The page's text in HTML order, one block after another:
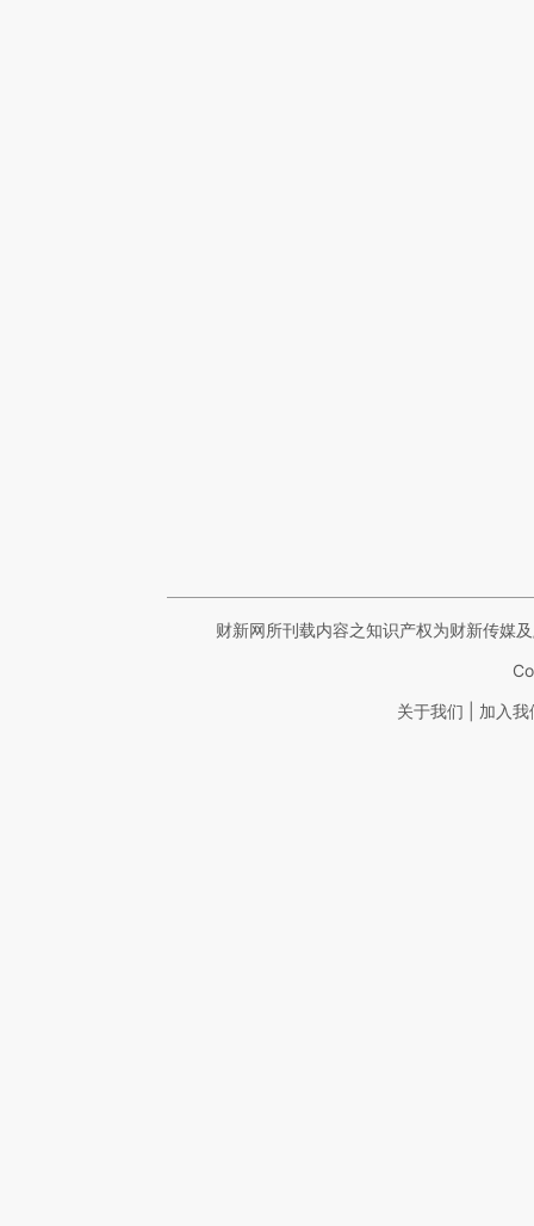
财新网所刊载内容之知识产权为财新传媒
关于我们 加入我